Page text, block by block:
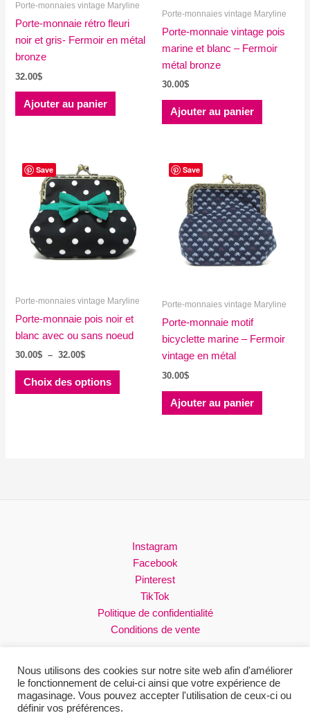
Porte-monnaies vintage Maryline
Porte-monnaie rétro fleuri
noir et gris- Fermoir en métal
bronze
32.00$
Ajouter au panier
Porte-monnaies vintage Maryline
Porte-monnaie vintage pois
marine et blanc – Fermoir
métal bronze
30.00$
Ajouter au panier
Save
Porte-monnaies vintage Maryline
Porte-monnaie pois noir et
blanc avec ou sans noeud
30.00$ – 32.00$Plage
prix :
Choix des options
Ce
Save
Porte-monnaies vintage Maryline
Porte-monnaie motif
bicyclette marine – Fermoir
vintage en métal
30.00$
Ajouter au panier
Instagram
Facebook
Pinterest
TikTok
Politique de confidentialité
Conditions de vente
Droits réservés © 2026 Loli
Nous utilisons des cookies sur notre site web afin d'améliorer
le fonctionnement de celui-ci ainsi que votre expérience de
magasinage. Vous pouvez accepter l'utilisation de ceux-ci ou
définir vos préférences.